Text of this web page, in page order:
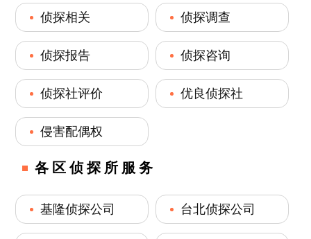
侦探相关 侦探调查
侦探报告 侦探咨询
侦探社评价 优良侦探社
侵害配偶权
各区侦探所服务
基隆侦探公司 台北侦探公司